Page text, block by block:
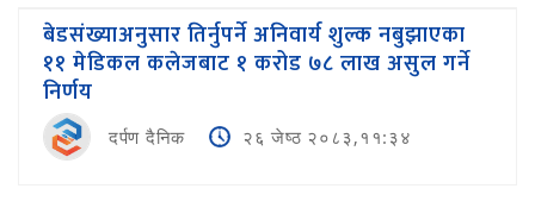
बेडसंख्याअनुसार तिर्नुपर्ने अनिवार्य शुल्क नबुझाएका
११ मेडिकल कलेजबाट १ करोड ७८ लाख असुल गर्ने
निर्णय
दर्पण दैनिक २६ जेष्ठ २०८३,११:३४